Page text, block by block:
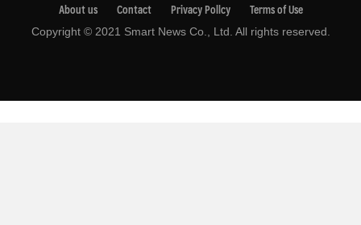
About us Contact Privacy Pollcy Terms of Use
Copyright © 2021 Smart News Co., Ltd. All rights reserved.